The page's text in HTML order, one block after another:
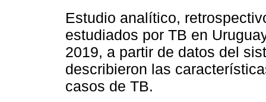
Estudio analítico,
estudiados por TB en
2019, a partir de datos del
describieron las
casos de TB.